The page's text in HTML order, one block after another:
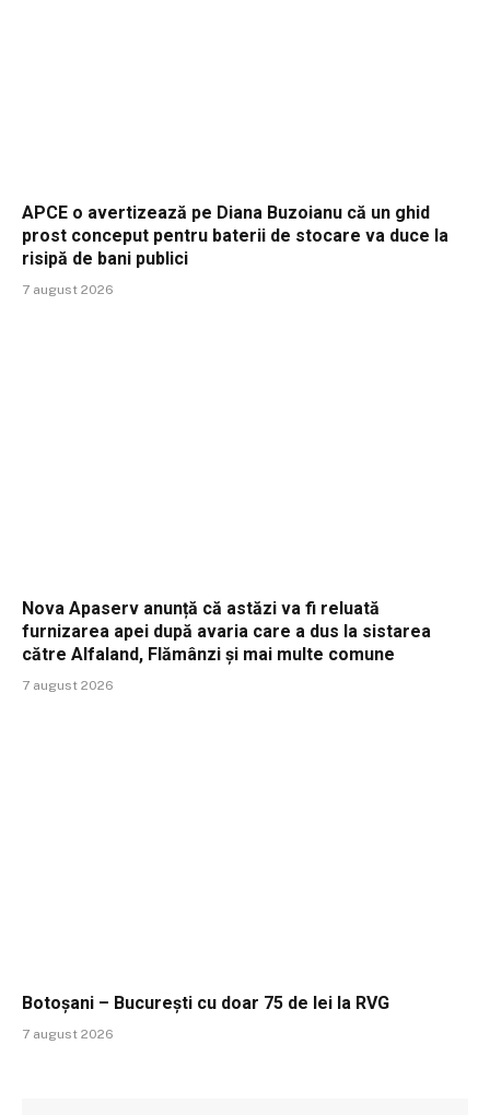
APCE o avertizează pe Diana Buzoianu că un ghid
prost conceput pentru baterii de stocare va duce la
risipă de bani publici
7 august 2026
Nova Apaserv anunță că astăzi va fi reluată
furnizarea apei după avaria care a dus la sistarea
către Alfaland, Flămânzi și mai multe comune
7 august 2026
Botoșani – București cu doar 75 de lei la RVG
7 august 2026